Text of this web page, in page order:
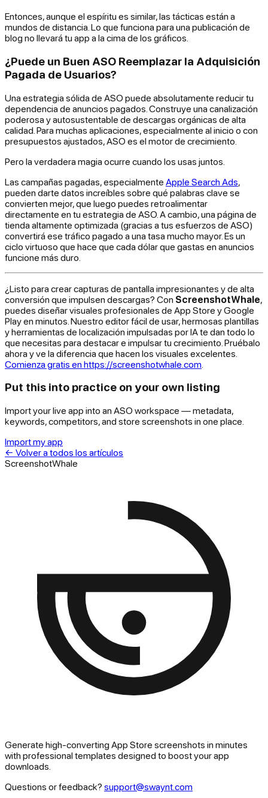
Entonces, aunque el espíritu es similar, las tácticas están a
mundos de distancia. Lo que funciona para una publicación de
blog no llevará tu app a la cima de los gráficos.
¿Puede un Buen ASO Reemplazar la Adquisición
Pagada de Usuarios?
Una estrategia sólida de ASO puede absolutamente reducir tu
dependencia de anuncios pagados. Construye una canalización
poderosa y autosustentable de descargas orgánicas de alta
calidad. Para muchas aplicaciones, especialmente al inicio o con
presupuestos ajustados, ASO es el motor de crecimiento.
Pero la verdadera magia ocurre cuando los usas juntos.
Las campañas pagadas, especialmente Apple Search Ads,
pueden darte datos increíbles sobre qué palabras clave se
convierten mejor, que luego puedes retroalimentar
directamente en tu estrategia de ASO. A cambio, una página de
tienda altamente optimizada (gracias a tus esfuerzos de ASO)
convertirá ese tráfico pagado a una tasa mucho mayor. Es un
ciclo virtuoso que hace que cada dólar que gastas en anuncios
funcione más duro.
¿Listo para crear capturas de pantalla impresionantes y de alta
conversión que impulsen descargas? Con ScreenshotWhale,
puedes diseñar visuales profesionales de App Store y Google
Play en minutos. Nuestro editor fácil de usar, hermosas plantillas
y herramientas de localización impulsadas por IA te dan todo lo
que necesitas para destacar e impulsar tu crecimiento. Pruébalo
ahora y ve la diferencia que hacen los visuales excelentes.
Comienza gratis en https://screenshotwhale.com
Put this into practice on your own listing
Import your live app into an ASO workspace — metadata,
keywords, competitors, and store screenshots in one place.
Import my app
← Volver a todos los artículos
ScreenshotWhale
Generate high-converting App Store screenshots in minutes
with professional templates designed to boost your app
downloads.
Questions or feedback? support@swaynt.com